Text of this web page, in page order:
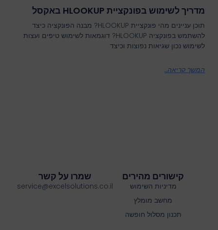
מדריך לשימוש בפונקציית HLOOKUP באקסל
תוכן עניינים מהי פונקציית HLOOKUP? מבנה הפונקציה כיצד
להשתמש בפונקציה HLOOKUP? דוגמאות לשימוש טיפים ועצות
לשימוש נכון שגיאות נפוצות וכיצד
המשך קריאה..
קישורים מהירים
מדיניות השימוש
מחשב מומלץ
תכנון מסלול חופשה
שמרו על קשר
service@excelsolutions.co.il